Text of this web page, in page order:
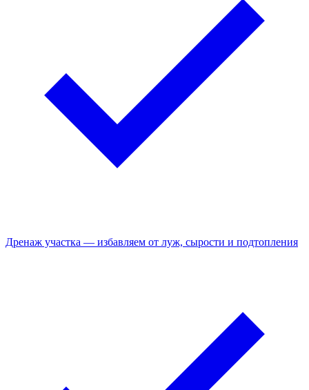
Дренаж участка — избавляем от луж, сырости и подтопления